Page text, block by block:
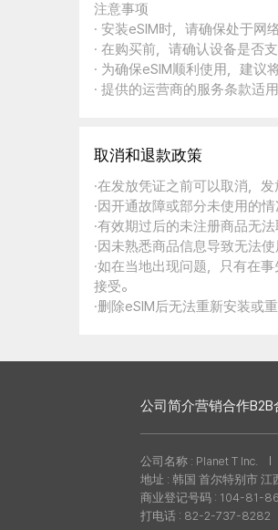
注意事项
· 安装eSIM时，请确保处于网
· 在购买前，请确认设备是否支
· 为确保eSIM顺利使用，建议
· 提供的运营商的服务条款适
取消和退款政策
·在发放凭证之前可以取消，
·因开通故障或部分未使用的情
·有效期过后的未注册商品无法
·因未熟悉商品信息导致无法
·如在当地出现问题，只有在
接受。
·删除eSIM后无法重新安装或
公司简介营销合作B2B
公司名称 : Planet T Inc.
地址 : 韩国 首尔特别市 江
商业登记号码 : 104-81-
打电话 : 82-2-737-8282